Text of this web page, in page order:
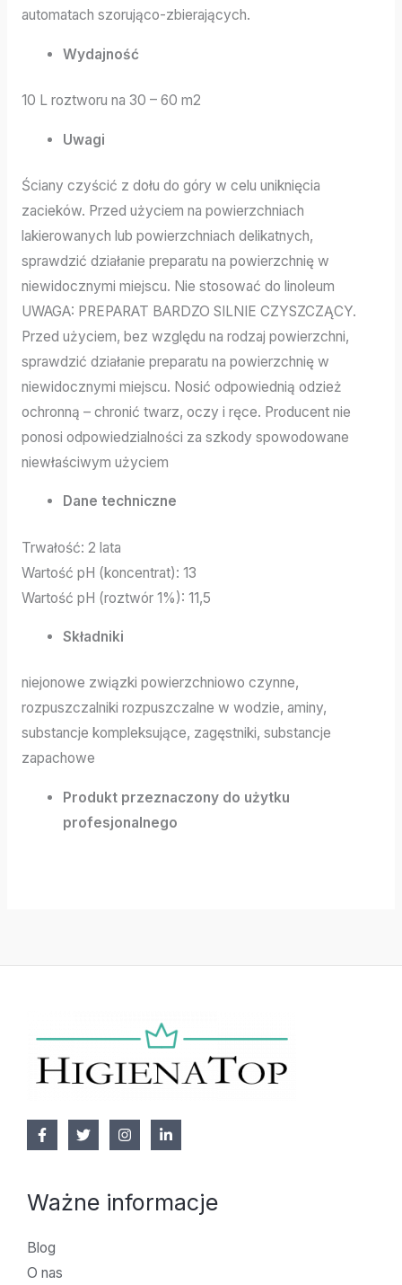
automatach szorująco-zbierających.
Wydajność
10 L roztworu na 30 – 60 m2
Uwagi
Ściany czyścić z dołu do góry w celu uniknięcia
zacieków. Przed użyciem na powierzchniach
lakierowanych lub powierzchniach delikatnych,
sprawdzić działanie preparatu na powierzchnię w
niewidocznymi miejscu. Nie stosować do linoleum
UWAGA: PREPARAT BARDZO SILNIE CZYSZCZĄCY.
Przed użyciem, bez względu na rodzaj powierzchni,
sprawdzić działanie preparatu na powierzchnię w
niewidocznymi miejscu. Nosić odpowiednią odzież
ochronną – chronić twarz, oczy i ręce. Producent nie
ponosi odpowiedzialności za szkody spowodowane
niewłaściwym użyciem
Dane techniczne
Trwałość: 2 lata
Wartość pH (koncentrat): 13
Wartość pH (roztwór 1%): 11,5
Składniki
niejonowe związki powierzchniowo czynne,
rozpuszczalniki rozpuszczalne w wodzie, aminy,
substancje kompleksujące, zagęstniki, substancje
zapachowe
Produkt przeznaczony do użytku
profesjonalnego
Ważne informacje
Blog
O nas